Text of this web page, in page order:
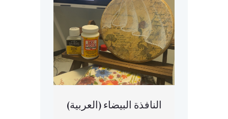
(العربية) النافذة البيضاء